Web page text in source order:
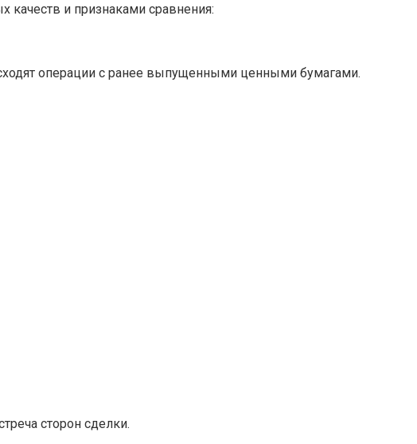
и признаками сравнения:
операции с ранее выпущенными ценными бумагами.
сторон сделки.